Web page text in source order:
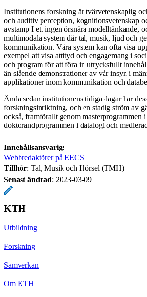
Institutionens forskning är tvärvetenskaplig
och auditiv perception, kognitionsvetenskap
avstamp I ett ingenjörsnära modelltänkande,
multimodala system där tal, musik, ljud och
kommunikation. Våra system kan ofta visa
exempel att visa attityd och engagemang i
och program för att föra in utrycksfullt
än slående demonstrationer av vår insyn i
applikationer inom kommunikation och
Ända sedan institutionens tidiga dagar har
forskningsinriktning, och en stadig ström av
också, framförallt genom masterprogrammen
doktorandprogrammen i datalogi och
Innehållsansvarig:
Webbredaktörer på EECS
Tillhör: Tal, Musik och Hörsel (TMH)
Senast ändrad: 2023-03-09
KTH
Utbildning
Forskning
Samverkan
Om KTH